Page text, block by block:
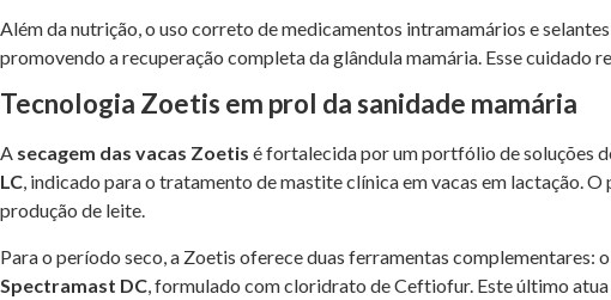
Além da nutrição, o uso correto de medicamentos intramamários e
promovendo a recuperação completa da glândula mamária. Esse cuidado
Tecnologia Zoetis em prol da sanidade mamária
A secagem das vacas Zoetis é fortalecida por um portfólio de soluções
LC, indicado para o tratamento de mastite clínica em vacas em lactação.
produção de leite.
Para o período seco, a Zoetis oferece duas ferramentas complementares: o
Spectramast DC, formulado com cloridrato de Ceftiofur. Este último